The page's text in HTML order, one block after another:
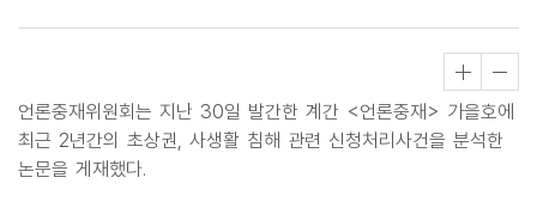
언론중재위원회는 지난 30일 발간한 계간 <언론중재> 가을호에
최근 2년간의 초상권, 사생활 침해 관련 신청처리사건을 분석한
논문을 게재했다.